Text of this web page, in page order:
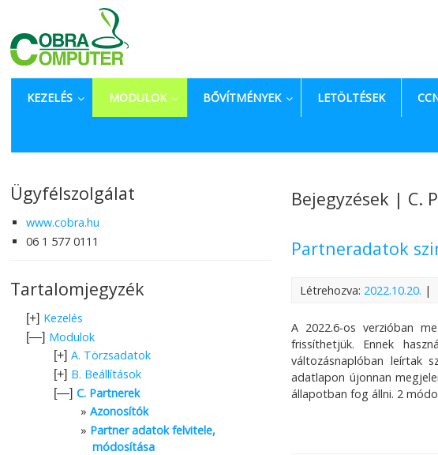
KEZELÉS MODULOK BŐVÍTMÉNYEK LETÖLTÉSEK
Bejegyzések | C.
Partneradatok
Létrehozva: 2022.10.20. |
A 2022.6-os verzióban
frissíthetjük. Ennek
változásnaplóban leírtak
adatlapon újonnan
állapotban fog állni. 2
Ügyfélszolgálat
www.cobra.hu
06 1 577 0111
Tartalomjegyzék
[+] Kezelés
[—] Modulok
[+] A. Törzsadatok
[+] B. Beállítások
[—] C. Partnerek
Azonosítók
Partner adatok felvitele,
módosítása